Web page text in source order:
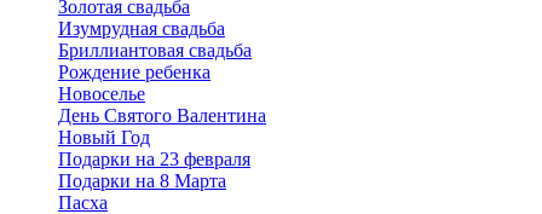
Золотая свадьба
Изумрудная свадьба
Бриллиантовая свадьба
Рождение ребенка
Новоселье
День Святого Валентина
Новый Год
Подарки на 23 февраля
Подарки на 8 Марта
Пасха